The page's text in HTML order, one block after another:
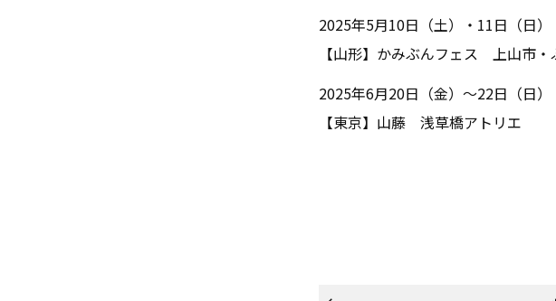
2025年5月10日（土）・11日（日）
【山形】かみぶんフェス 上山市・
2025年6月20日（金）〜22日（日）
【東京】山藤 浅草橋アトリエ